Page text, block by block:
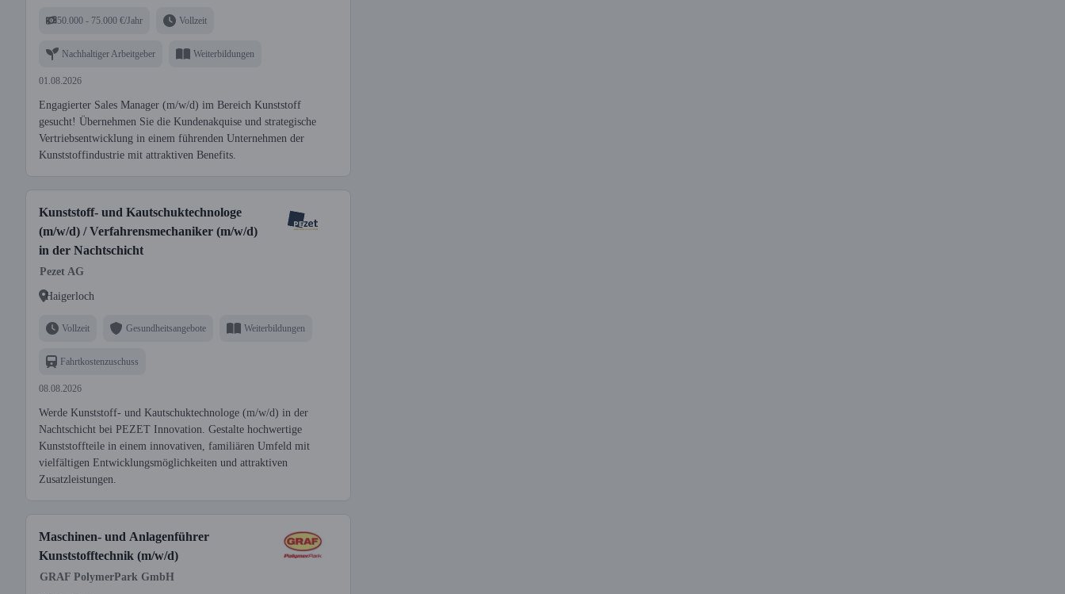
50.000 - 75.000 €/Jahr Vollzeit
Nachhaltiger Arbeitgeber Weiterbildungen
01.08.2026
Engagierter Sales Manager (m/w/d) im Bereich Kunststoff
gesucht! Übernehmen Sie die Kundenakquise und strategische
Vertriebsentwicklung in einem führenden Unternehmen der
Kunststoffindustrie mit attraktiven Benefits.
Kunststoff- und Kautschuktechnologe
(m/w/d) / Verfahrensmechaniker (m/w/d)
in der Nachtschicht
Pezet AG
Haigerloch
Vollzeit Gesundheitsangebote Weiterbildungen
Fahrtkostenzuschuss
08.08.2026
Werde Kunststoff- und Kautschuktechnologe (m/w/d) in der
Nachtschicht bei PEZET Innovation. Gestalte hochwertige
Kunststoffteile in einem innovativen, familiären Umfeld mit
vielfältigen Entwicklungsmöglichkeiten und attraktiven
Zusatzleistungen.
Maschinen- und Anlagenführer
Kunststofftechnik (m/w/d)
GRAF PolymerPark GmbH